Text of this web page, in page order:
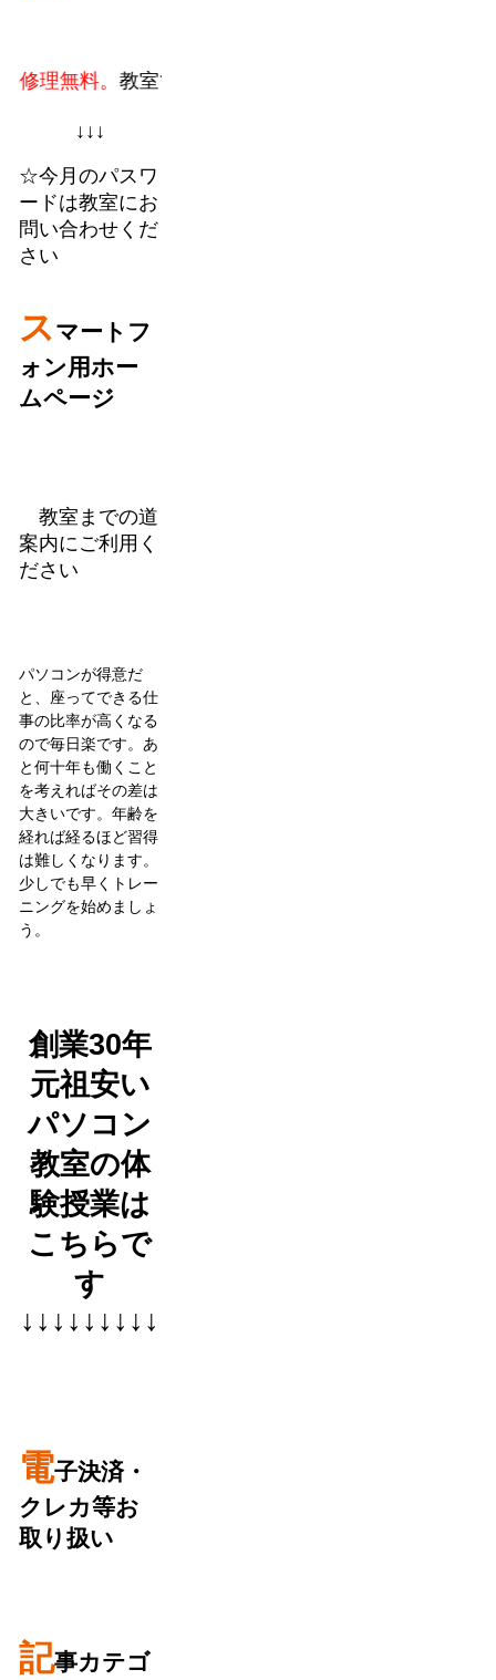
料。教室での個人授業に加えてフランチャイズのパ
↓↓↓
☆今月のパスワ
ードは教室にお
問い合わせくだ
さい
スマートフ
ォン用ホー
ムページ
教室までの道
案内にご利用く
ださい
パソコンが得意だ
と、座ってできる仕
事の比率が高くなる
ので毎日楽です。あ
と何十年も働くこと
を考えればその差は
大きいです。年齢を
経れば経るほど習得
は難しくなります。
少しでも早くトレー
ニングを始めましょ
う。
創業30年
元祖安い
パソコン
教室の体
験授業は
こちらで
す
↓↓↓↓↓↓↓↓↓
電子決済・
クレカ等お
取り扱い
記事カテゴ